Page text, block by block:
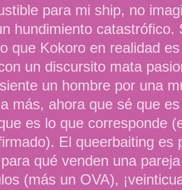
para mi ship, no
hundimiento catastrófico.
que Kokoro en realidad
un discursito mata
un hombre por una
más, ahora que sé que
es lo que corresponde
El queerbaiting es
qué venden una
(más un OVA),